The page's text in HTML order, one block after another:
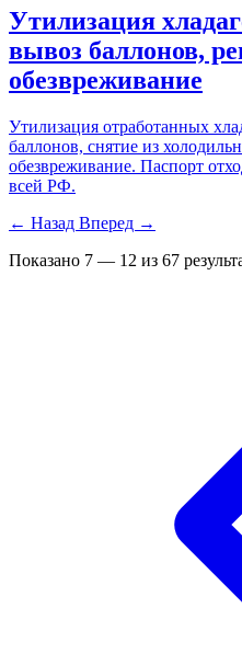
Утилизация
вывоз баллонов,
обезвреживание
Утилизация отработанных
баллонов, снятие из
обезвреживание. Паспорт
всей РФ.
← Назад Вперед →
Показано 7 — 12 из 67